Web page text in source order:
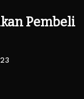
Pembeli